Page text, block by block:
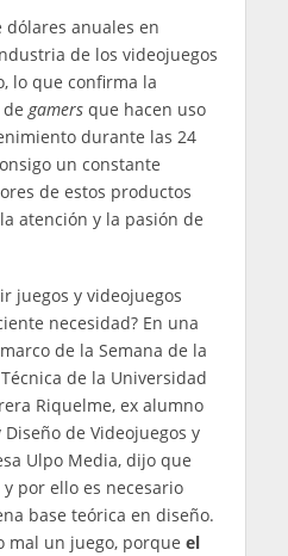
dólares anuales en
de los videojuegos
lo que confirma la
degamersque hacen uso
durante las 24
un constante
de estos productos
atención y la pasión de
juegos y videojuegos
necesidad? En una
de la Semana de la
de la Universidad
Riquelme, ex alumno
de Videojuegos y
Ulpo Media, dijo que
por ello es necesario
base teórica en diseño.
mal un juego, porque el